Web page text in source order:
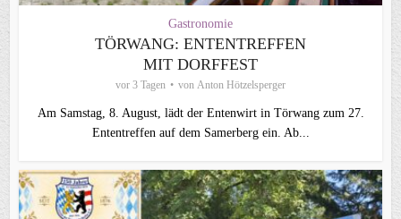
Gastronomie
TÖRWANG: ENTENTREFFEN
MIT DORFFEST
vor 3 Tagen von Anton Hötzelsperger
Am Samstag, 8. August, lädt der Entenwirt in Törwang zum 27.
Ententreffen auf dem Samerberg ein. Ab...